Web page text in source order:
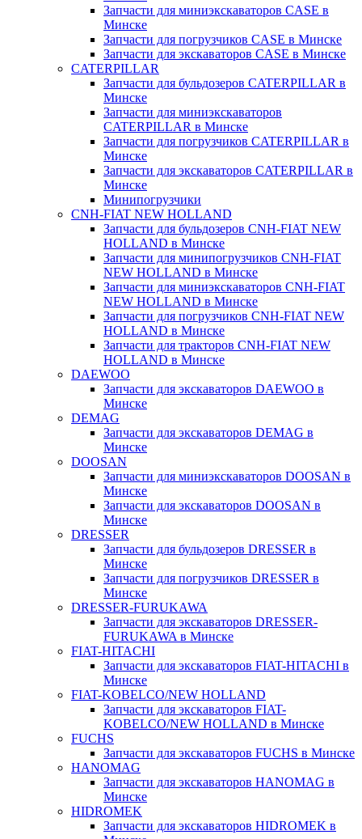
Запчасти для миниэкскаваторов CASE в
Минске
Запчасти для погрузчиков CASE в Минске
Запчасти для экскаваторов CASE в Минске
CATERPILLAR
Запчасти для бульдозеров CATERPILLAR в
Минске
Запчасти для миниэкскаваторов
CATERPILLAR в Минске
Запчасти для погрузчиков CATERPILLAR в
Минске
Запчасти для экскаваторов CATERPILLAR в
Минскe
Минипогрузчики
CNH-FIAT NEW HOLLAND
Запчасти для бульдозеров CNH-FIAT NEW
HOLLAND в Минске
Запчасти для минипогрузчиков CNH-FIAT
NEW HOLLAND в Минске
Запчасти для миниэкскаваторов CNH-FIAT
NEW HOLLAND в Минске
Запчасти для погрузчиков CNH-FIAT NEW
HOLLAND в Минске
Запчасти для тракторов CNH-FIAT NEW
HOLLAND в Минске
DAEWOO
Запчасти для экскаваторов DAEWOO в
Минске
DEMAG
Запчасти для экскаваторов DEMAG в
Минске
DOOSAN
Запчасти для миниэкскаваторов DOOSAN в
Минске
Запчасти для экскаваторов DOOSAN в
Минске
DRESSER
Запчасти для бульдозеров DRESSER в
Минске
Запчасти для погрузчиков DRESSER в
Минске
DRESSER-FURUKAWA
Запчасти для экскаваторов DRESSER-
FURUKAWA в Минске
FIAT-HITACHI
Запчасти для экскаваторов FIAT-HITACHI в
Минске
FIAT-KOBELCO/NEW HOLLAND
Запчасти для экскаваторов FIAT-
KOBELCO/NEW HOLLAND в Минске
FUCHS
Запчасти для экскаваторов FUCHS в Минске
HANOMAG
Запчасти для экскаваторов HANOMAG в
Минске
HIDROMEK
Запчасти для экскаваторов HIDROMEK в